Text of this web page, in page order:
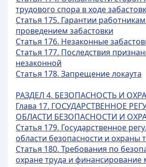
трудового спора в ходе
Статья 175. Гарантии работникам
проведением забастовки
Статья 176. Незаконные
Статья 177. Последствия
незаконной
Статья 178. Запрещение локаута
РАЗДЕЛ 4. БЕЗОПАСНОСТЬ И
Глава 17. ГОСУДАРСТВЕННОЕ
ОБЛАСТИ БЕЗОПАСНОСТИ И
Статья 179. Государственное
области безопасности и охраны
Статья 180. Требования по
охране труда и финансирование